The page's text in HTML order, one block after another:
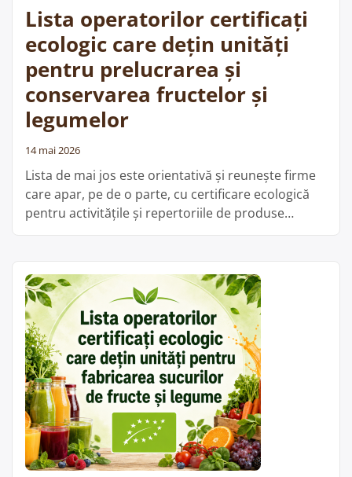
Lista operatorilor certificați
ecologic care dețin unități
pentru prelucrarea și
conservarea fructelor și
legumelor
14 mai 2026
Lista de mai jos este orientativă și reunește firme
care apar, pe de o parte, cu certificare ecologică
pentru activitățile și repertoriile de produse
categoria prelucrarea și conservarea fructelor și
legumelor. Din aceste date … Cite;te mai departe